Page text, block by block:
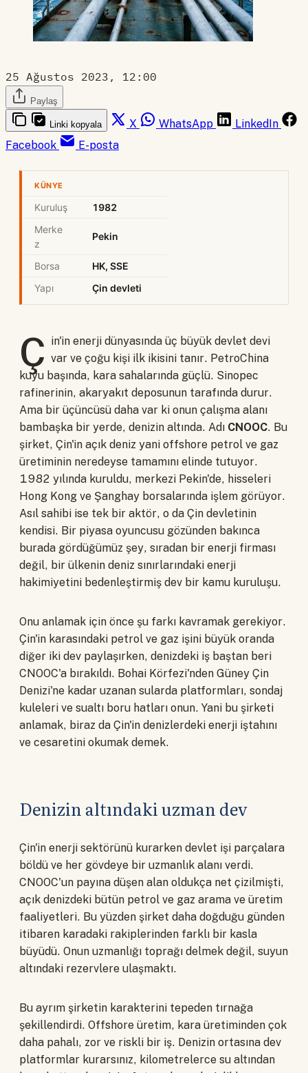
25 Ağustos 2023, 12:00
Paylaş
Linki kopyala X WhatsApp
LinkedIn
Facebook
E-posta
KÜNYE
Kuruluş
1982
Merke
z
Pekin
Borsa
HK, SSE
Yapı
Çin devleti
Ç in'in enerji dünyasında üç büyük devlet devi
var ve çoğu kişi ilk ikisini tanır. PetroChina
kuyu başında, kara sahalarında güçlü. Sinopec
rafinerinin, akaryakıt deposunun tarafında durur.
Ama bir üçüncüsü daha var ki onun çalışma alanı
bambaşka bir yerde, denizin altında. Adı CNOOC. Bu
şirket, Çin'in açık deniz yani offshore petrol ve gaz
üretiminin neredeyse tamamını elinde tutuyor.
1982 yılında kuruldu, merkezi Pekin'de, hisseleri
Hong Kong ve Şanghay borsalarında işlem görüyor.
Asıl sahibi ise tek bir aktör, o da Çin devletinin
kendisi. Bir piyasa oyuncusu gözünden bakınca
burada gördüğümüz şey, sıradan bir enerji firması
değil, bir ülkenin deniz sınırlarındaki enerji
hakimiyetini bedenleştirmiş dev bir kamu kuruluşu.
Onu anlamak için önce şu farkı kavramak gerekiyor.
Çin'in karasındaki petrol ve gaz işini büyük oranda
diğer iki dev paylaşırken, denizdeki iş baştan beri
CNOOC'a bırakıldı. Bohai Körfezi'nden Güney Çin
Denizi'ne kadar uzanan sularda platformları, sondaj
kuleleri ve sualtı boru hatları onun. Yani bu şirketi
anlamak, biraz da Çin'in denizlerdeki enerji iştahını
ve cesaretini okumak demek.
Denizin altındaki uzman dev
Çin'in enerji sektörünü kurarken devlet işi parçalara
böldü ve her gövdeye bir uzmanlık alanı verdi.
CNOOC'un payına düşen alan oldukça net çizilmişti,
açık denizdeki bütün petrol ve gaz arama ve üretim
faaliyetleri. Bu yüzden şirket daha doğduğu günden
itibaren karadaki rakiplerinden farklı bir kasla
büyüdü. Onun uzmanlığı toprağı delmek değil, suyun
altındaki rezervlere ulaşmaktı.
Bu ayrım şirketin karakterini tepeden tırnağa
şekillendirdi. Offshore üretim, kara üretiminden çok
daha pahalı, zor ve riskli bir iş. Denizin ortasına dev
platformlar kurarsınız, kilometrelerce su altından